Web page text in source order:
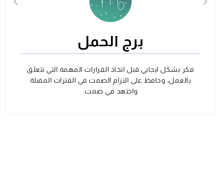
برج الحمل
فكر بشكل ايجابي قبل اتخاذ القرارات المهمة التي تتعلق
بالعمل، وحافظ على التزام الصمت في الفترات المقبلة
واجتهد في صمت.